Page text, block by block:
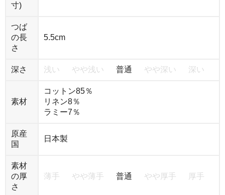
寸)
つば
の長
さ
5.5cm
深さ 浅い やや浅い 普通 やや深い 深い
素材
コットン85％
リネン8％
ラミー7％
原産
国
日本製
素材
の厚
さ
薄手 やや薄手 普通 やや厚手 厚手